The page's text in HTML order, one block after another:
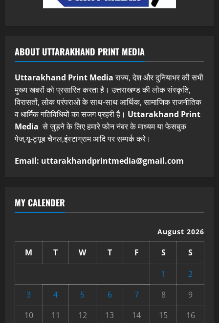
ABOUT UTTARAKHAND PRINT MEDIA
Uttarakhand Print Mediaराज्य, देश और दुनियाभर की सभी
मुख्य खबरों को प्रसारित करता है। उत्तराखण्ड की लोक संस्कृति,
विरासतों, लोक परंपराओ के साथ-साथ आर्थिक, सामाजिक राजनीतिक
व धार्मिक गतिविधियों का सजग प्रहरी है। Uttarakhand Print
Media से जुड़ने के लिए हमारे फोन नंबर के माध्यम या फेसबुक
पेज,यू-ट्यूब चैनल,इंस्टाग्राम आदि पर सम्पर्क करे।
Email: uttarakhandprintmedia@gmail.com
MY CALENDER
August 2026
M T W T F S
S
1
2
3
4 5 6 7 8
9
10
11 12 13 14 15 16